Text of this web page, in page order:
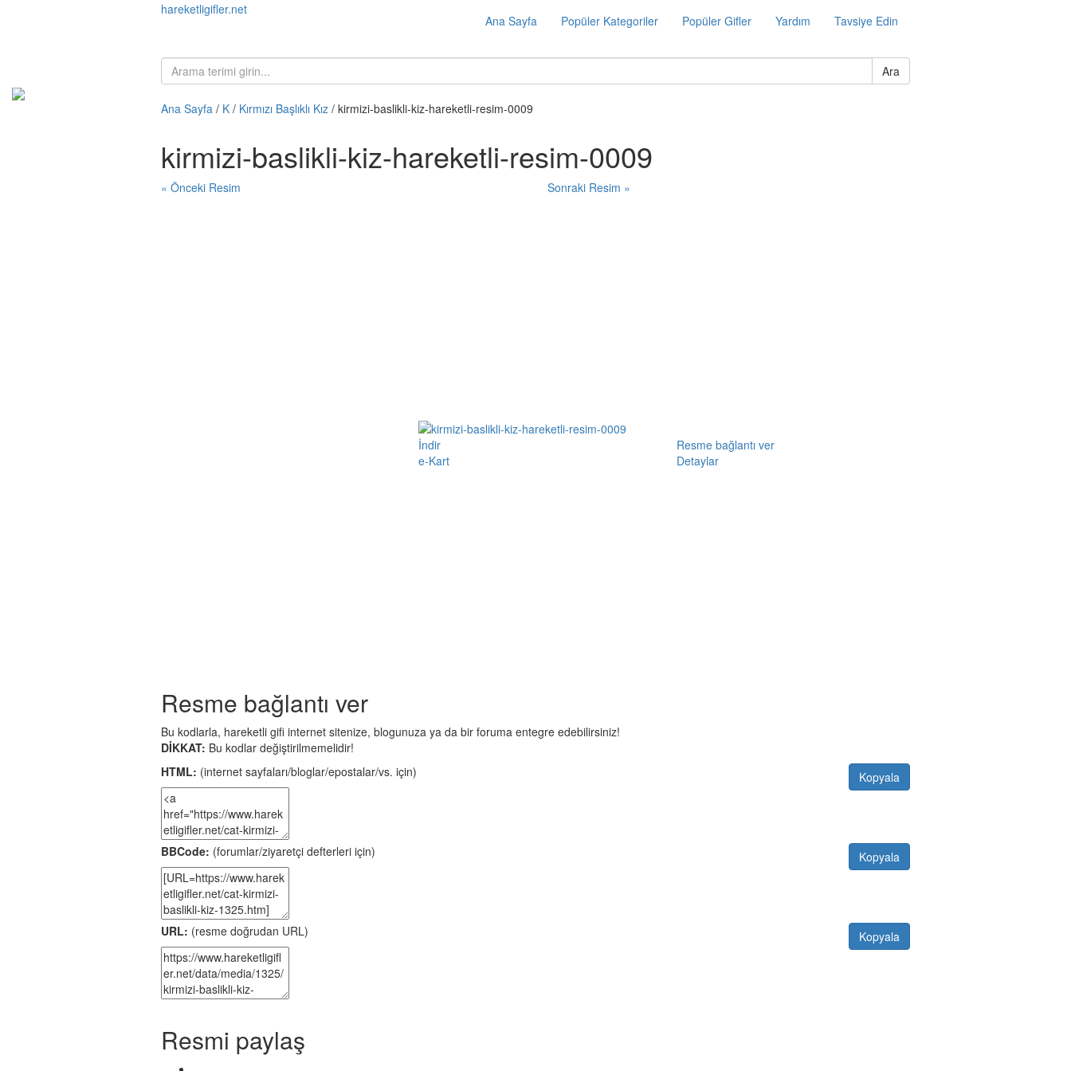
hareketligifler.net
Ana Sayfa Popüler Kategoriler Popüler Gifler Yardım Tavsiye Edin
Ara
Ana Sayfa / K / Kırmızı Başlıklı Kız / kirmizi-baslikli-kiz-hareketli-resim-0009
kirmizi-baslikli-kiz-hareketli-resim-0009
« Önceki Resim Sonraki Resim »
İndir
Resme bağlantı ver
e-Kart
Detaylar
Resme bağlantı ver
Bu kodlarla, hareketli gifi internet sitenize, blogunuza ya da bir foruma entegre edebilirsiniz!
DİKKAT: Bu kodlar değiştirilmemelidir!
HTML: (internet sayfaları/bloglar/epostalar/vs. için) Kopyala
BBCode: (forumlar/ziyaretçi defterleri için) Kopyala
URL: (resme doğrudan URL) Kopyala
Resmi paylaş